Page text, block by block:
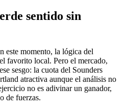
sentido sin
este momento, la lógica del
favorito local. Pero el mercado,
sesgo: la cuota del Sounders
atractiva aunque el análisis no
no es adivinar un ganador,
de fuerzas.